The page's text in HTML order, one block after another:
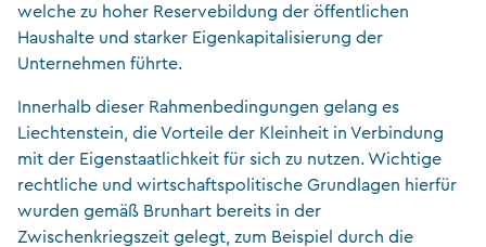
welche zu hoher Reservebildung der öffentlichen
Haushalte und starker Eigenkapitalisierung der
Unternehmen führte.
Innerhalb dieser Rahmenbedingungen gelang es
Liechtenstein, die Vorteile der Kleinheit in Verbindung
mit der Eigenstaatlichkeit für sich zu nutzen. Wichtige
rechtliche und wirtschaftspolitische Grundlagen hierfür
wurden gemäß Brunhart bereits in der
Zwischenkriegszeit gelegt, zum Beispiel durch die